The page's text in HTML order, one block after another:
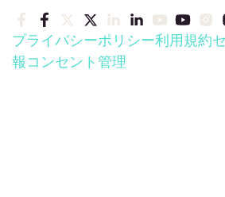
プライバシーポリシー利用規約
報コンセント管理